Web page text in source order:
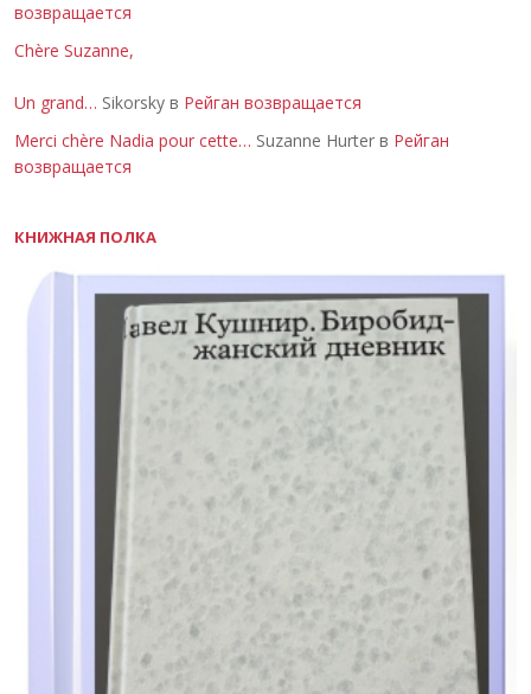
возвращается
Chère Suzanne,
Un grand… Sikorsky в Рейган возвращается
Merci chère Nadia pour cette… Suzanne Hurter в Рейган
возвращается
КНИЖНАЯ ПОЛКА